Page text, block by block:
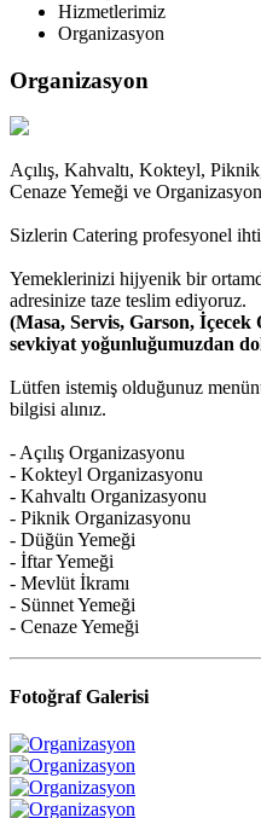
Hizmetlerimiz
Organizasyon
Organizasyon
Açılış, Kahvaltı, Kokteyl,
Cenaze Yemeği ve
Sizlerin Catering profesyonel
Yemeklerinizi hijyenik bir
adresinize taze teslim ediyoruz.
(Masa, Servis, Garson,
sevkiyat yoğunluğumuzdan
Lütfen istemiş olduğunuz
bilgisi alınız.
- Açılış Organizasyonu
- Kokteyl Organizasyonu
- Kahvaltı Organizasyonu
- Piknik Organizasyonu
- Düğün Yemeği
- İftar Yemeği
- Mevlüt İkramı
- Sünnet Yemeği
- Cenaze Yemeği
Fotoğraf Galerisi